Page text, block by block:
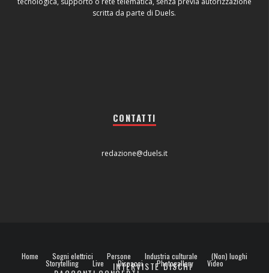
scritta da parte di Duels.
CONTATTI
redazione@duels.it
Home Sogni elettrici Persone
INTERVISTE
Industria culturale
DISCHI
(Non) luoghi
Storytelling Live Dispacci Photogallery Video